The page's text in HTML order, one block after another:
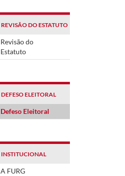
REVISÃO DO ESTATUTO
Revisão do
Estatuto
DEFESO ELEITORAL
Defeso Eleitoral
INSTITUCIONAL
A FURG